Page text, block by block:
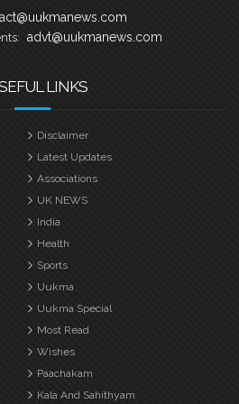
advt@uukmanews.com
LINKS
Disclaimer
Latest Updates
Associations
UK NEWS
India
Health
Sports
Uukma
Uukma Special
Most Read
Wishes
Paachakam
Kala And Sahithyam